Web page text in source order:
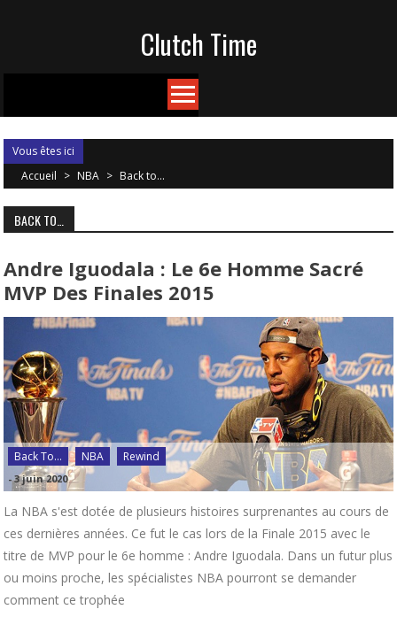
Clutch Time
Vous êtes ici
Accueil > NBA > Back to…
BACK TO…
Andre Iguodala : Le 6e Homme Sacré
MVP Des Finales 2015
Back To... NBA Rewind
-3 juin 2020
La NBA s'est dotée de plusieurs histoires surprenantes au cours de
ces dernières années. Ce fut le cas lors de la Finale 2015 avec le
titre de MVP pour le 6e homme : Andre Iguodala. Dans un futur plus
ou moins proche, les spécialistes NBA pourront se demander
comment ce trophée